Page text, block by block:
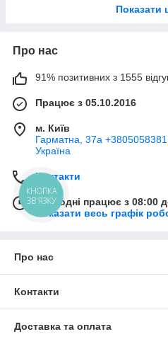
Показати
Про нас
91% позитивних з 1555
Працює з 05.10.2016
м. Київ
Гарматна, 37а
Україна
Контакти
Сьогодні працює з 08:00
Показати весь графік
Про нас
Контакти
Доставка та оплата
КНОПКА
ЗВ'ЯЗКУ